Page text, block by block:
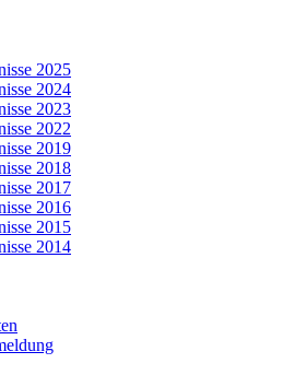
2025
2024
2023
2022
2019
2018
2017
2016
2015
2014